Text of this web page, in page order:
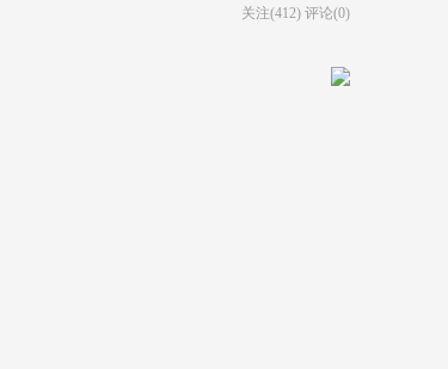
关注(412) 评论(0)